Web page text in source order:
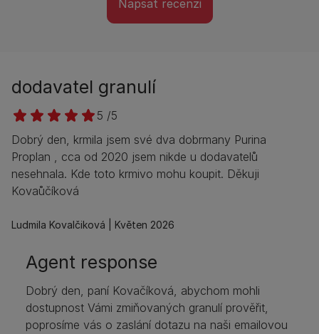
Napsat recenzi
dodavatel granulí
5 /5
Dobrý den, krmila jsem své dva dobrmany Purina
Proplan , cca od 2020 jsem nikde u dodavatelů
nesehnala. Kde toto krmivo mohu koupit. Děkuji
Kovaůčíková
Ludmila Kovalčiková Květen 2026
Agent response
Dobrý den, paní Kovačíková, abychom mohli
dostupnost Vámi zmiňovaných granulí prověřit,
poprosíme vás o zaslání dotazu na naši emailovou